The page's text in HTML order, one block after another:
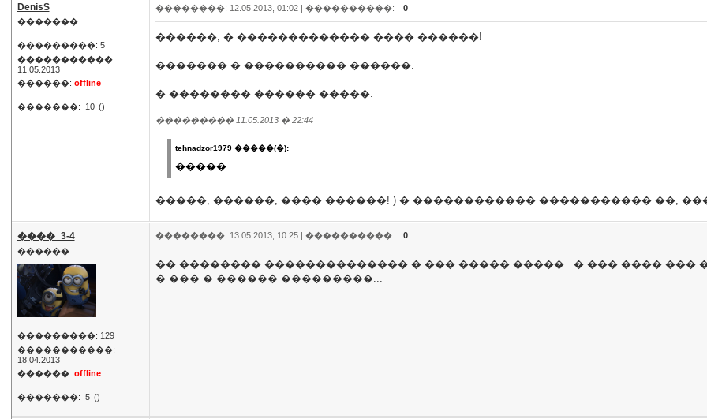
DenisS
�������
���������: 5
�����������:
11.05.2013
������: offline
�������: 10 ()
��������: 12.05.2013, 01:02 | ����������: 0
������, � ������������� ���� ������!
������� � ���������� ������.
� �������� ������ �����.
��������� 11.05.2013 � 22:44
tehnadzor1979 �����(�):
�����
�����, ������, ���� ������! ) � ������������ ����������� ��,
����_3-4
������
���������: 129
�����������:
18.04.2013
������: offline
�������: 5 ()
��������: 13.05.2013, 10:25 | ����������: 0
�� �������� �������������� � ��� ����� �����.. � ��� ���� ���
� ��� � ������ ���������...